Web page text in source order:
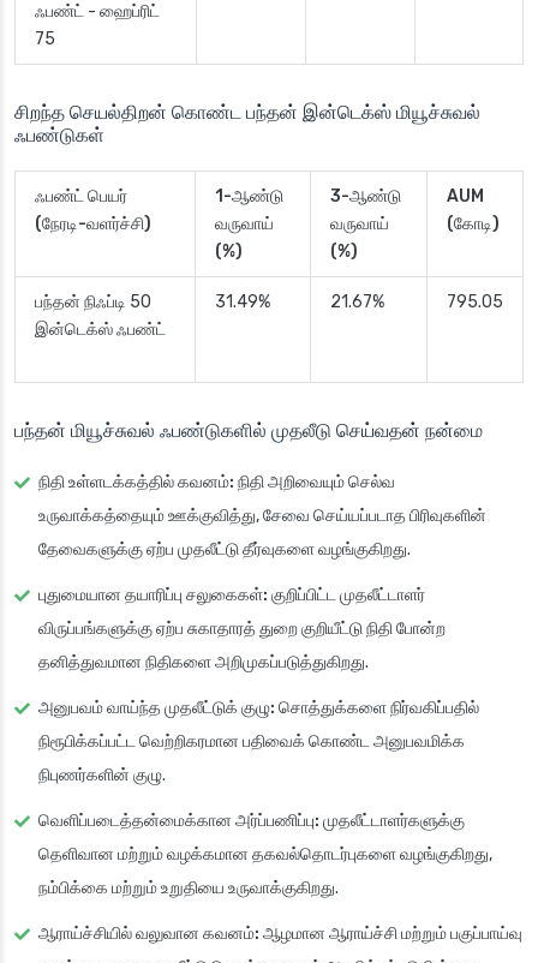
ஃபண்ட் - ஹைப்ரிட்
75
சிறந்த செயல்திறன் கொண்ட பந்தன் இன்டெக்ஸ் மியூச்சுவல்
ஃபண்டுகள்
ஃபண்ட் பெயர்
(நேரடி-வளர்ச்சி)
1-ஆண்டு
வருவாய்
(%)
3-ஆண்டு
வருவாய்
(%)
AUM
(கோடி)
பந்தன் நிஃப்டி 50
இன்டெக்ஸ் ஃபண்ட்
31.49% 21.67% 795.05
பந்தன் மியூச்சுவல் ஃபண்டுகளில் முதலீடு செய்வதன் நன்மை
நிதி உள்ளடக்கத்தில் கவனம்: நிதி அறிவையும் செல்வ
உருவாக்கத்தையும் ஊக்குவித்து, சேவை செய்யப்படாத பிரிவுகளின்
தேவைகளுக்கு ஏற்ப முதலீட்டு தீர்வுகளை வழங்குகிறது.
புதுமையான தயாரிப்பு சலுகைகள்: குறிப்பிட்ட முதலீட்டாளர்
விருப்பங்களுக்கு ஏற்ப சுகாதாரத் துறை குறியீட்டு நிதி போன்ற
தனித்துவமான நிதிகளை அறிமுகப்படுத்துகிறது.
அனுபவம் வாய்ந்த முதலீட்டுக் குழு: சொத்துக்களை நிர்வகிப்பதில்
நிரூபிக்கப்பட்ட வெற்றிகரமான பதிவைக் கொண்ட அனுபவமிக்க
நிபுணர்களின் குழு.
வெளிப்படைத்தன்மைக்கான அர்ப்பணிப்பு: முதலீட்டாளர்களுக்கு
தெளிவான மற்றும் வழக்கமான தகவல்தொடர்புகளை வழங்குகிறது,
நம்பிக்கை மற்றும் உறுதியை உருவாக்குகிறது.
ஆராய்ச்சியில் வலுவான கவனம்: ஆழமான ஆராய்ச்சி மற்றும் பகுப்பாய்வு